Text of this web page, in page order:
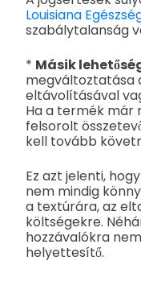
Louisiana
szabálytalanság
* Másik
megváltoztatása
eltávolításával
Ha a termék már
felsorolt
kell tovább
Ez azt jelenti,
nem mindig
a textúrára, az
költségekre.
hozzávalókra
helyettesítő.